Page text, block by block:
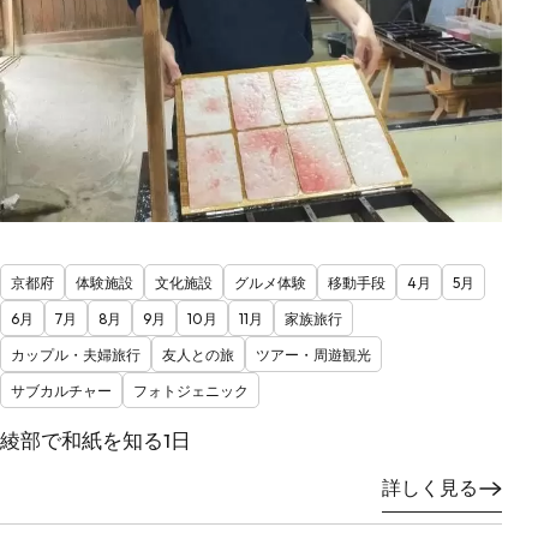
京都府 体験施設 文化施設 グルメ体験 移動手段 4月
5月
6月
7月 8月 9月 10月 11月
家族旅行
カップル・夫婦旅行
友人との旅
ツアー・周遊観光
サブカルチャー
フォトジェニック
綾部で和紙を知る1日
詳しく見る